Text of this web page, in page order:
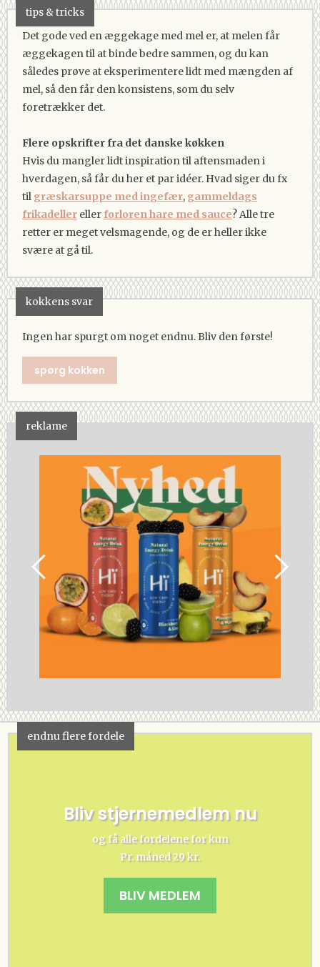
tips & tricks
Det gode ved en æggekage med mel er, at melen får
æggekagen til at binde bedre sammen, og du kan
således prøve at eksperimentere lidt med mængden af
mel, så den får den konsistens, som du selv
foretrækker det.
Flere opskrifter fra det danske køkken
Hvis du mangler lidt inspiration til aftensmaden i
hverdagen, så får du her et par idéer. Hvad siger du fx
til græskarsuppe med ingefær, gammeldags
frikadeller eller forloren hare med sauce? Alle tre
retter er meget velsmagende, og de er heller ikke
svære at gå til.
kokkens svar
Ingen har spurgt om noget endnu. Bliv den første!
spørg kokken
reklame
endnu flere fordele
Bliv stjernemedlem nu
og få alle fordelene for kun
Pr. måned 29 kr.
BLIV MEDLEM